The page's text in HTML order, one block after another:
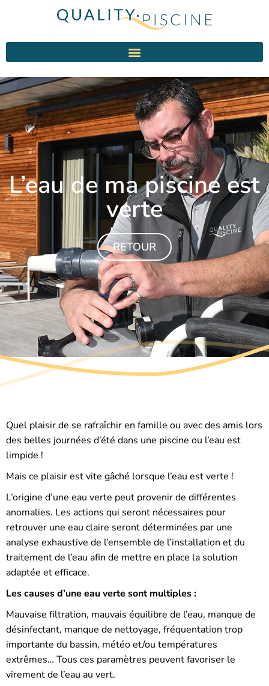
L’eau de ma piscine est
verte
RETOUR
Quel plaisir de se rafraîchir en famille ou avec des amis lors
des belles journées d’été dans une piscine ou l’eau est
limpide !
Mais ce plaisir est vite gâché lorsque l’eau est verte !
L’origine d’une eau verte peut provenir de différentes
anomalies. Les actions qui seront nécessaires pour
retrouver une eau claire seront déterminées par une
analyse exhaustive de l’ensemble de l’installation et du
traitement de l’eau afin de mettre en place la solution
adaptée et efficace.
Les causes d’une eau verte sont multiples :
Mauvaise filtration, mauvais équilibre de l’eau, manque de
désinfectant, manque de nettoyage, fréquentation trop
importante du bassin, météo et/ou températures
extrêmes… Tous ces paramètres peuvent favoriser le
virement de l’eau au vert.